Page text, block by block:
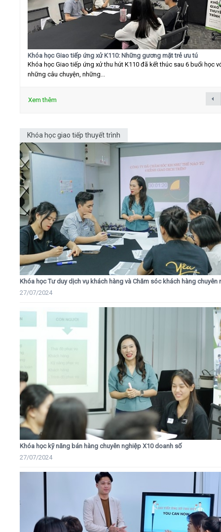
Khóa học Giao tiếp ứng xử K110: Những gương mặt trẻ ưu tú
Khóa học Giao tiếp ứng xử thu hút K110 đã kết thúc sau 6 buổi học
những câu chuyện, những...
Xem thêm
Khóa học giao tiếp thuyết trình
Khóa học Tư duy dịch vụ khách hàng và Chăm sóc khách hàng chuyên
27/07/2024
Khóa học kỹ năng bán hàng chuyên nghiệp X10 doanh số
27/07/2024